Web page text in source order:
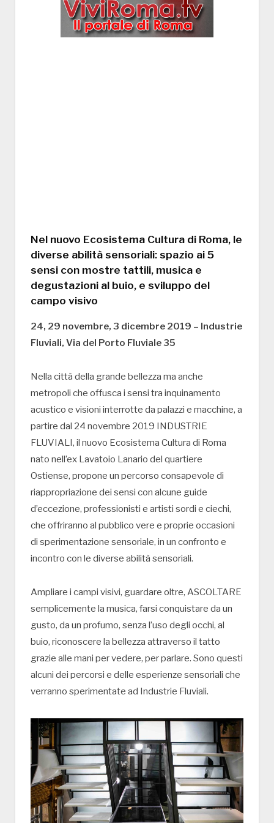
Nel nuovo Ecosistema Cultura di Roma, le
diverse abilità sensoriali: spazio ai 5
sensi con mostre tattili, musica e
degustazioni al buio, e sviluppo del
campo visivo
24, 29 novembre, 3 dicembre 2019 – Industrie
Fluviali, Via del Porto Fluviale 35
Nella città della grande bellezza ma anche
metropoli che offusca i sensi tra inquinamento
acustico e visioni interrotte da palazzi e macchine, a
partire dal 24 novembre 2019 INDUSTRIE
FLUVIALI, il nuovo Ecosistema Cultura di Roma
nato nell’ex Lavatoio Lanario del quartiere
Ostiense, propone un percorso consapevole di
riappropriazione dei sensi con alcune guide
d’eccezione, professionisti e artisti sordi e ciechi,
che offriranno al pubblico vere e proprie occasioni
di sperimentazione sensoriale, in un confronto e
incontro con le diverse abilità sensoriali.
Ampliare i campi visivi, guardare oltre, ASCOLTARE
semplicemente la musica, farsi conquistare da un
gusto, da un profumo, senza l’uso degli occhi, al
buio, riconoscere la bellezza attraverso il tatto
grazie alle mani per vedere, per parlare. Sono questi
alcuni dei percorsi e delle esperienze sensoriali che
verranno sperimentate ad Industrie Fluviali.